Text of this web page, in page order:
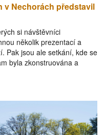
v Nechorách představil
si návštěvníci
několik prezentací a
Pak jsou ale setkání, kde se
byla zkonstruována a